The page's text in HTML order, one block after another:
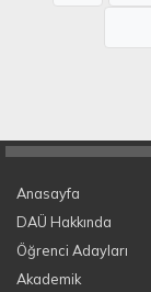
Anasayfa
DAÜ Hakkında
Öğrenci Adayları
Akademik